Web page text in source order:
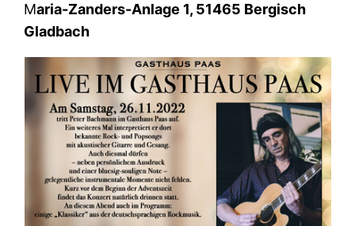
Maria-Zanders-Anlage 1, 51465 Bergisch
Gladbach